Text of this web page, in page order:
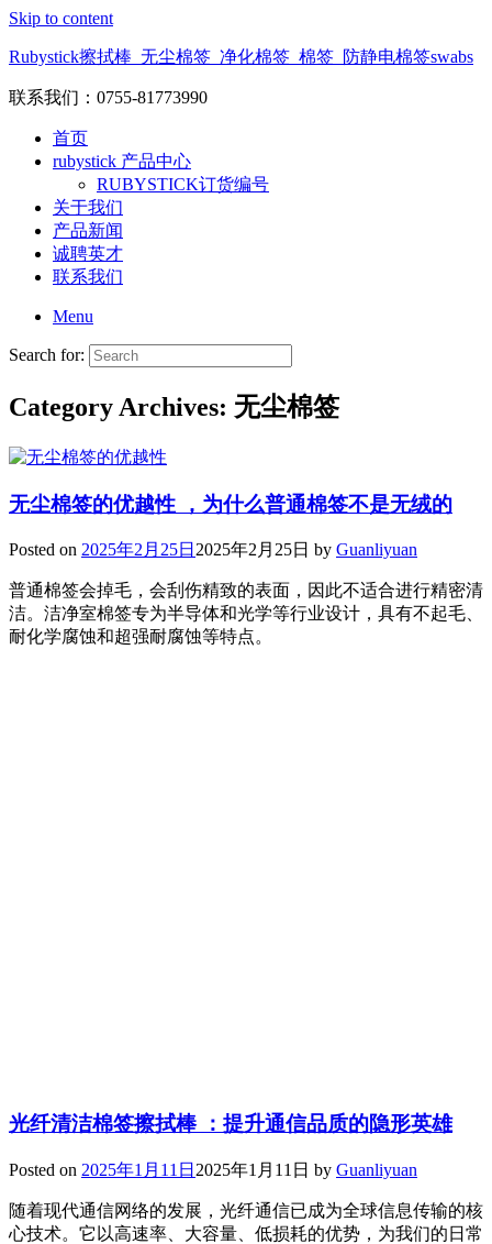
Skip to content
Rubystick擦拭棒_无尘棉签_净化棉签_棉签_防静电棉签swabs
联系我们：0755-81773990
首页
rubystick 产品中心
RUBYSTICK订货编号
关于我们
产品新闻
诚聘英才
联系我们
Menu
Search for:
Category Archives: 无尘棉签
无尘棉签的优越性 ，为什么普通棉签不是无绒的
Posted on 2025年2月25日 2025年2月25日 by Guanliyuan
普通棉签会掉毛，会刮伤精致的表面，因此不适合进行精密清
洁。洁净室棉签专为半导体和光学等行业设计，具有不起毛、
耐化学腐蚀和超强耐腐蚀等特点。
光纤清洁棉签擦拭棒 ：提升通信品质的隐形英雄
Posted on 2025年1月11日 2025年1月11日 by Guanliyuan
随着现代通信网络的发展，光纤通信已成为全球信息传输的核
心技术。它以高速率、大容量、低损耗的优势，为我们的日常